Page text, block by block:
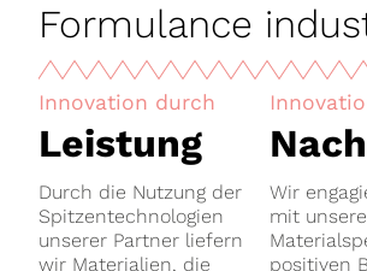
Formulance
Innovation durch
Leistung
Durch die Nutzung der
Spitzentechnologien
unserer Partner liefern
wir Materialien, die
Wir
mit
positiven